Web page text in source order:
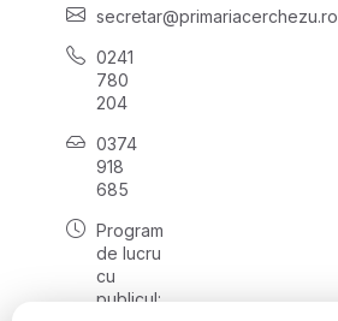
secretar@primariacerchezu.ro
0241
780
204
0374
918
685
Program
de lucru
cu
publicul: